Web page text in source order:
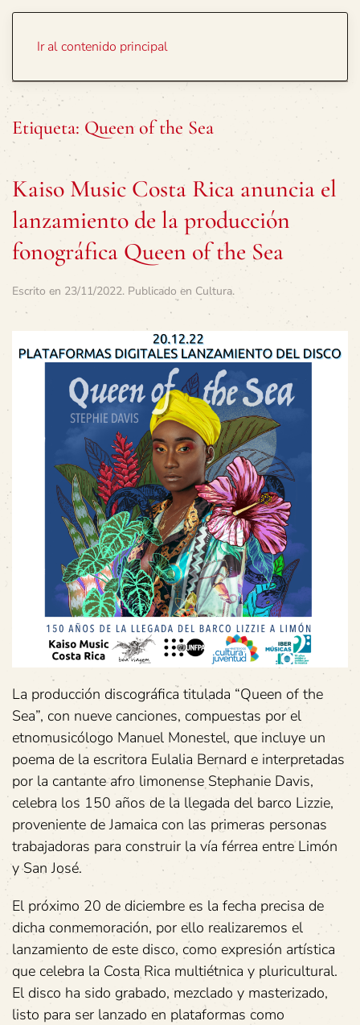
Ir al contenido principal
Etiqueta: Queen of the Sea
Kaiso Music Costa Rica anuncia el
lanzamiento de la producción
fonográfica Queen of the Sea
Escrito en 23/11/2022. Publicado en Cultura.
La producción discográfica titulada “Queen of the
Sea”, con nueve canciones, compuestas por el
etnomusicólogo Manuel Monestel, que incluye un
poema de la escritora Eulalia Bernard e interpretadas
por la cantante afro limonense Stephanie Davis,
celebra los 150 años de la llegada del barco Lizzie,
proveniente de Jamaica con las primeras personas
trabajadoras para construir la vía férrea entre Limón
y San José.
El próximo 20 de diciembre es la fecha precisa de
dicha conmemoración, por ello realizaremos el
lanzamiento de este disco, como expresión artística
que celebra la Costa Rica multiétnica y pluricultural.
El disco ha sido grabado, mezclado y masterizado,
listo para ser lanzado en plataformas como